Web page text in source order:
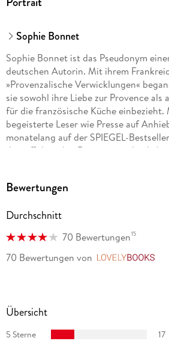
Sophie Bonnet
Sophie Bonnet ist das Pseudonym
deutschen Autorin. Mit ihrem
»Provenzalische Verwicklungen«
sie sowohl ihre Liebe zur Provence als
für die französische Küche
begeisterte Leser wie Presse auf
monatelang auf der SPIEGEL-
darauffolgenden Romane um den
Bewertungen
Durchschnitt
70 Bewertungen15
70 Bewertungen von
Übersicht
5 Sterne
17